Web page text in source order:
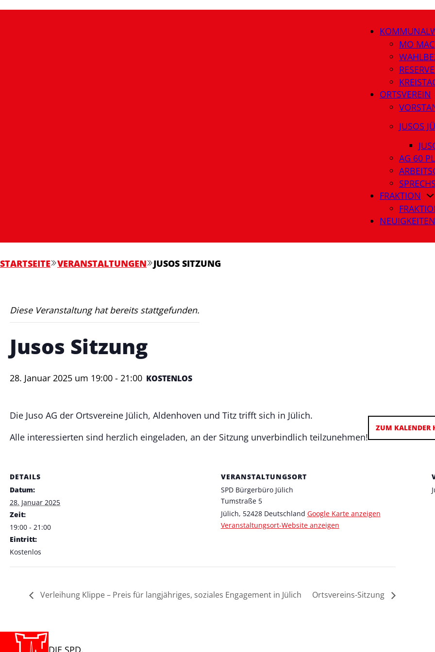
MO
ORTSVEREIN
JUSOS
AG 60
FRAKTION
NEUIGKEITEN
STARTSEITE VERANSTALTUNGEN JUSOS SITZUNG
Diese Veranstaltung hat bereits stattgefunden.
Jusos Sitzung
28. Januar 2025 um 19:00 - 21:00 KOSTENLOS
Die Juso AG der Ortsvereine Jülich, Aldenhoven und Titz trifft sich in Jülich.
Alle interessierten sind herzlich eingeladen, an der Sitzung unverbindlich teilzunehmen!
ZUM KALENDER
DETAILS
Datum:
28. Januar 2025
Zeit:
19:00 - 21:00
Eintritt:
Kostenlos
VERANSTALTUNGSORT
SPD Bürgerbüro Jülich
Tumstraße 5
Jülich, 52428 Deutschland Google Karte anzeigen
Veranstaltungsort-Website anzeigen
Verleihung Klippe – Preis für langjähriges, soziales Engagement in Jülich Ortsvereins-Sitzung